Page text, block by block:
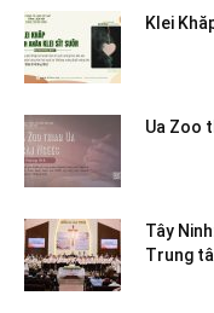
Klei
Ua Zoo
Tây
Trung